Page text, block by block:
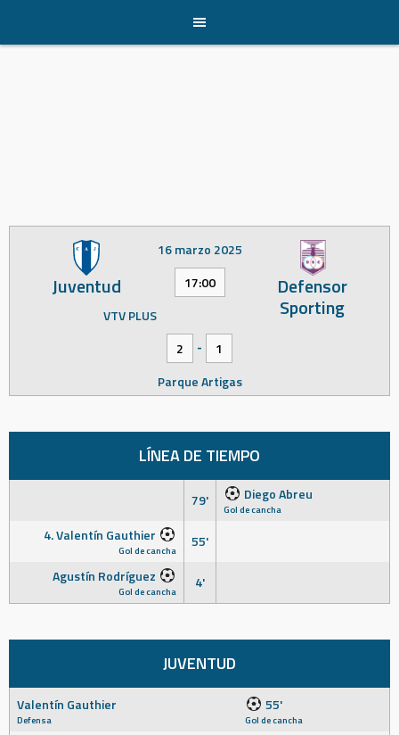
content
Juventud Defensor
Sporting
16 marzo 2025
17:00
VTV PLUS
2
-
1
Parque Artigas
LÍNEA DE TIEMPO
79' Diego Abreu
Gol de cancha
4. Valentín Gauthier
Gol de cancha
55'
Agustín Rodríguez
Gol de cancha 4'
JUVENTUD
Valentín Gauthier
Defensa
55'
Gol de cancha